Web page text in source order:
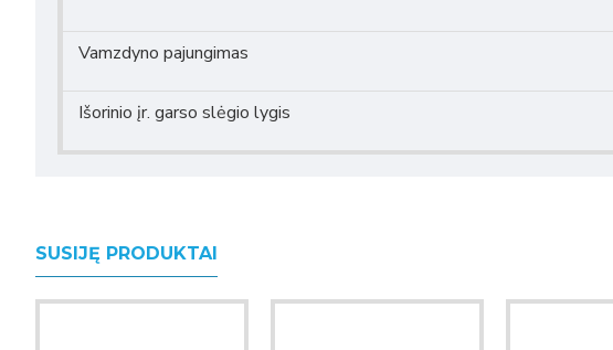
Vamzdyno pajungimas
Išorinio įr. garso slėgio lygis
SUSIJĘ PRODUKTAI